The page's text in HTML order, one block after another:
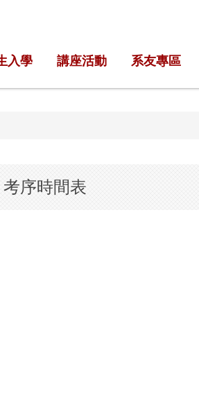
入學 講座活動 系友專區
序時間表